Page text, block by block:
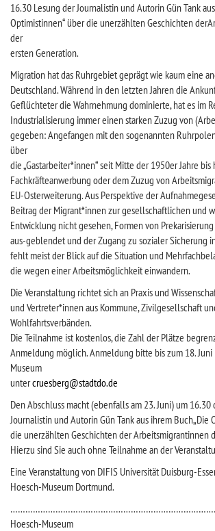
16.30 Lesung der Journalistin und Autorin Gün Tank
Optimistinnen“ über die unerzählten Geschichten
der
ersten Generation.
Migration hat das Ruhrgebiet geprägt wie kaum eine
Deutschland. Während in den letzten Jahren die
Geflüchteter die Wahrnehmung dominierte, hat es im
Industrialisierung immer einen starken Zuzug von
gegeben: Angefangen mit den sogenannten
über
die „Gastarbeiter*innen“ seit Mitte der 1950er Jahre
Fachkräfteanwerbung oder dem Zuzug von
EU-Osterweiterung. Aus Perspektive der
Beitrag der Migrant*innen zur gesellschaftlichen und
Entwicklung nicht gesehen, Formen von
aus-geblendet und der Zugang zu sozialer Sicherung
fehlt meist der Blick auf die Situation und
die wegen einer Arbeitsmöglichkeit einwandern.
Die Veranstaltung richtet sich an Praxis und
und Vertreter*innen aus Kommune, Zivilgesellschaft
Wohlfahrtsverbänden.
Die Teilnahme ist kostenlos, die Zahl der Plätze
Anmeldung möglich. Anmeldung bitte bis zum 18.
Museum
untercruesberg@stadtdo.de
Den Abschluss macht (ebenfalls am 23. Juni) um 16.30
Journalistin und Autorin Gün Tank aus ihrem Buch„Die
die unerzählten Geschichten der Arbeitsmigrantinnen
Hierzu sind Sie auch ohne Teilnahme an der
Eine Veranstaltung von DIFIS Universität Duisburg-
Hoesch-Museum Dortmund.
Hoesch-Museum